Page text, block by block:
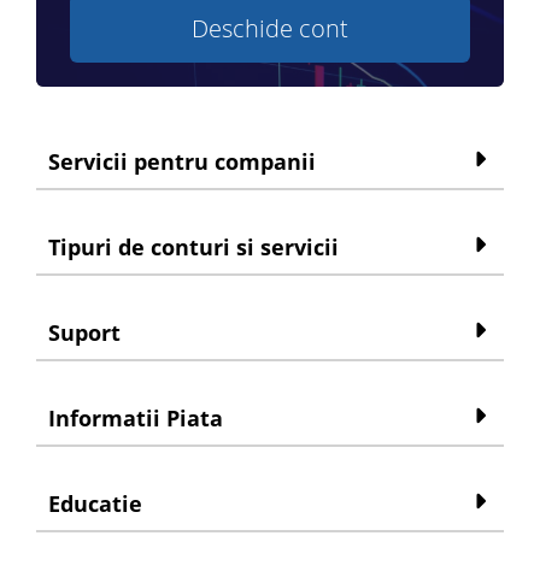
Deschide cont
Servicii pentru companii
Tipuri de conturi si servicii
Suport
Informatii Piata
Educatie